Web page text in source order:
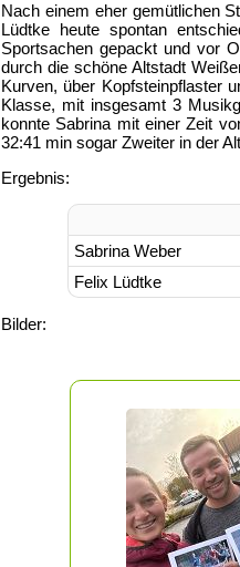
Nach einem eher gemütlichen
Lüdtke heute spontan
Sportsachen gepackt und vor
durch die schöne Altstadt
Kurven, über Kopfsteinpflaster
Klasse, mit insgesamt 3
konnte Sabrina mit einer Zeit
32:41 min sogar Zweiter in der
Ergebnis:
Sabrina Weber
Felix Lüdtke
Bilder: